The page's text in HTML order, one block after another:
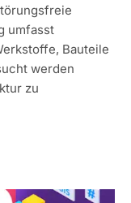
umfasst
Bauteile
werden
zu